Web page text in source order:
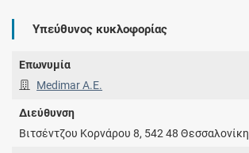
Υπεύθυνος κυκλοφορίας
Επωνυμία
Medimar Α.Ε.
Διεύθυνση
Βιτσέντζου Κορνάρου 8, 542 48 Θεσσαλονίκη